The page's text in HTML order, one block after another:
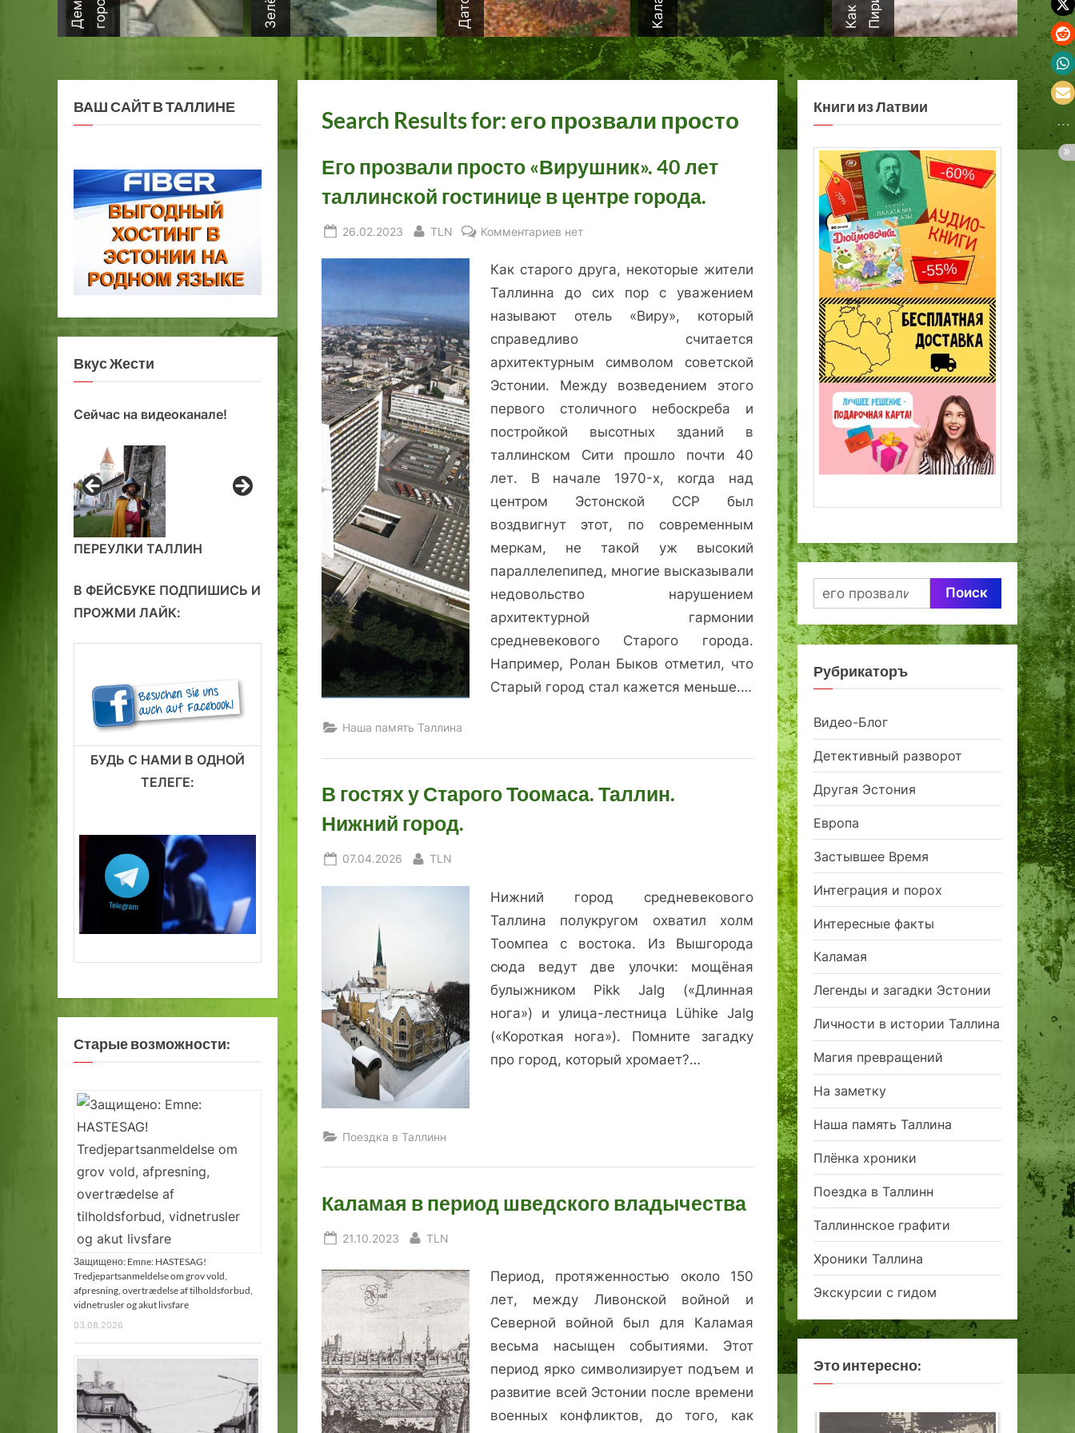
Search Results for: его прозвали просто
Его прозвали просто «Вирушник». 40 лет
таллинской гостинице в центре города.
Posted
26.02.2023 By
TLN Комментариев к
Его
прозвали
просто
лет
таллинской
гостинице
в
центре
нет
Как старого друга, некоторые жители
Таллинна до сих пор с уважением
называют отель «Виру», который
справедливо считается
архитектурным символом советской
Эстонии. Между возведением этого
первого столичного небоскреба и
постройкой высотных зданий в
таллинском Сити прошло почти 40
лет. В начале 1970-х, когда над
центром Эстонской ССР был
воздвигнут этот, по современным
меркам, не такой уж высокий
параллелепипед, многие высказывали
недовольство нарушением
архитектурной гармонии
средневекового Старого города.
Например, Ролан Быков отметил, что
Старый город стал кажется меньше.…
Наша память Таллина
В гостях у Старого Тоомаса. Таллин.
Нижний город.
Posted
07.04.2026 By
TLN
Нижний город средневекового
Таллина полукругом охватил холм
Тоомпеа с востока. Из Вышгорода
сюда ведут две улочки: мощёная
булыжником Pikk Jalg («Длинная
нога») и улица-лестница Lühike Jalg
(«Короткая нога»). Помните загадку
про город, который хромает?…
Поездка в Таллинн
Каламая в период шведского владычества
Posted
21.10.2023 By
TLN
Период, протяженностью около 150
лет, между Ливонской войной и
Северной войной был для Каламая
весьма насыщен событиями. Этот
период ярко символизирует подъем и
развитие всей Эстонии после времени
военных конфликтов, до того, как
ВАШ САЙТ В ТАЛЛИНЕ
Вкус Жести
Сейчас на видеоканале!
ПЕРЕУЛКИ ТАЛЛИН
В ФЕЙСБУКЕ ПОДПИШИСЬ И
ПРОЖМИ ЛАЙК:
БУДЬ С НАМИ В ОДНОЙ
ТЕЛЕГЕ:
Старые возможности:
Защищено: Emne: HASTESAG!
Tredjepartsanmeldelse om grov vold,
afpresning, overtrædelse af tilholdsforbud,
vidnetrusler og akut livsfare
03.08.2026
Книги из Латвии
Найти:
Рубрикаторъ
Видео-Блог
Детективный разворот
Другая Эстония
Европа
Застывшее Время
Интеграция и порох
Интересные факты
Каламая
Легенды и загадки Эстонии
Личности в истории Таллина
Магия превращений
На заметку
Наша память Таллина
Плёнка хроники
Поездка в Таллинн
Таллиннское графити
Хроники Таллина
Экскурсии с гидом
Это интересно: